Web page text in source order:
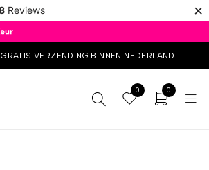
Reviews ×
VERZENDING BINNEN NEDERLAND.
0 0